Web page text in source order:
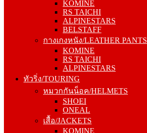
KOMINE
RS TAICHI
ALPINESTARS
BELSTAFF
กางเกงหนัง/LEATHER PANTS
KOMINE
RS TAICHI
ALPINESTARS
ทัวริ่ง/TOURING
หมวกกันน็อค/HELMETS
SHOEI
ONEAL
เสื้อ/JACKETS
KOMINE
ALPINESTARS
BELSTAFF
กางเกงหนัง/LEATHER PANTS
KOMINE
RS TAICHI
ALPINESTARS
ทัวริ่ง/TOURING
หมวกกันน็อค/HELMETS
SHOEI
ONEAL
เสื้อ/JACKETS
KOMINE
RS TAICHI
ALPINESTARS